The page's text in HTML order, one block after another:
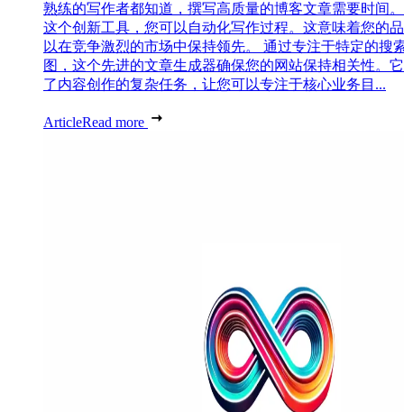
熟练的写作者都知道，撰写高质量的博客文章需要时间
这个创新工具，您可以自动化写作过程。这意味着您的
以在竞争激烈的市场中保持领先。 通过专注于特定的搜
图，这个先进的文章生成器确保您的网站保持相关性。
了内容创作的复杂任务，让您可以专注于核心业务目...
ArticleRead more